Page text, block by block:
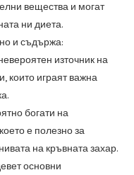
вещества и могат
ни диета.
и съдържа:
източник на
които играят важна
богати на
е полезно за
на кръвната захар.
основни